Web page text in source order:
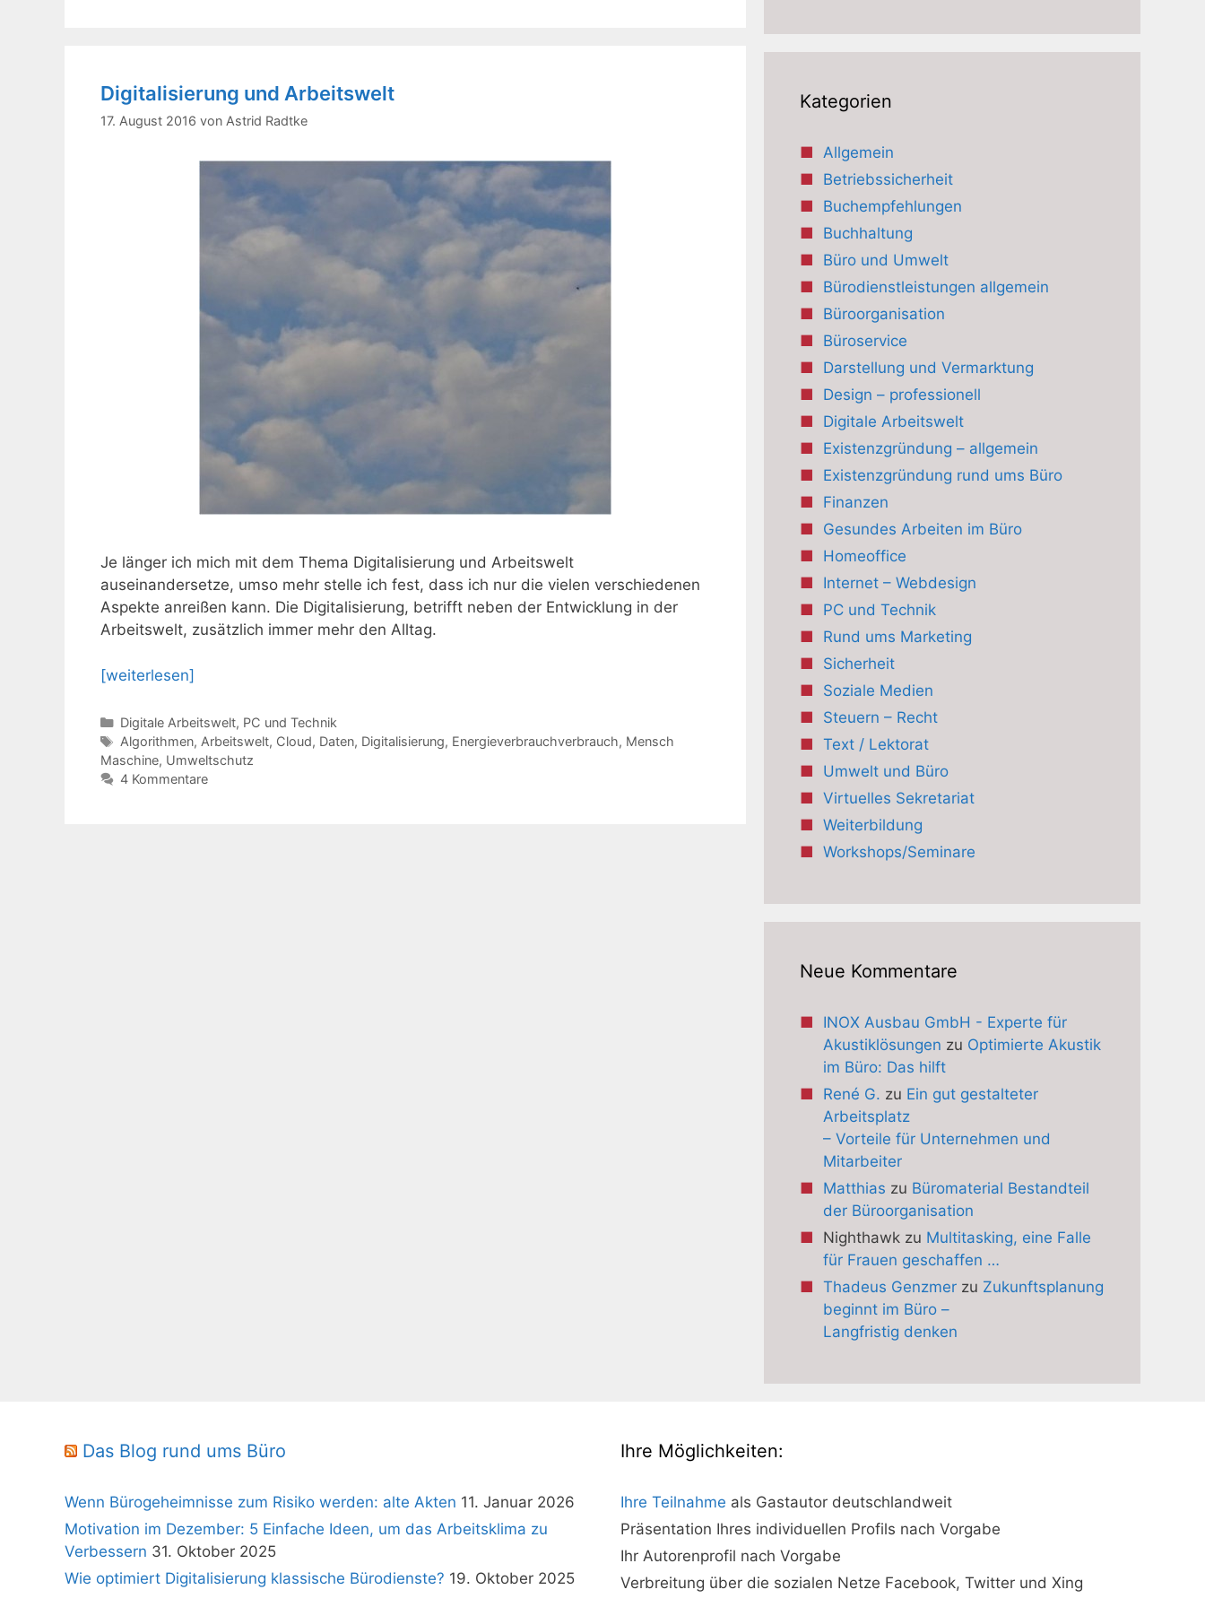
Digitalisierung und Arbeitswelt
17. August 2016 von Astrid Radtke
Je länger ich mich mit dem Thema Digitalisierung und Arbeitswelt
auseinandersetze, umso mehr stelle ich fest, dass ich nur die vielen verschiedenen
Aspekte anreißen kann. Die Digitalisierung, betrifft neben der Entwicklung in der
Arbeitswelt, zusätzlich immer mehr den Alltag.
[weiterlesen]
Kategorien
Digitale Arbeitswelt, PC und Technik
Schlagwörter
Algorithmen, Arbeitswelt, Cloud, Daten, Digitalisierung, Energieverbrauchverbrauch, Mensch
Maschine, Umweltschutz
4 Kommentare
Kategorien
Allgemein
Betriebssicherheit
Buchempfehlungen
Buchhaltung
Büro und Umwelt
Bürodienstleistungen allgemein
Büroorganisation
Büroservice
Darstellung und Vermarktung
Design – professionell
Digitale Arbeitswelt
Existenzgründung – allgemein
Existenzgründung rund ums Büro
Finanzen
Gesundes Arbeiten im Büro
Homeoffice
Internet – Webdesign
PC und Technik
Rund ums Marketing
Sicherheit
Soziale Medien
Steuern – Recht
Text / Lektorat
Umwelt und Büro
Virtuelles Sekretariat
Weiterbildung
Workshops/Seminare
Neue Kommentare
INOX Ausbau GmbH - Experte für
Akustiklösungen zu Optimierte Akustik
im Büro: Das hilft
René G. zu Ein gut gestalteter
Arbeitsplatz
– Vorteile für Unternehmen und
Mitarbeiter
Matthias zu Büromaterial Bestandteil
der Büroorganisation
Nighthawkzu Multitasking, eine Falle
für Frauen geschaffen …
Thadeus Genzmerzu Zukunftsplanung
beginnt im Büro –
Langfristig denken
Das Blog rund ums Büro
Wenn Bürogeheimnisse zum Risiko werden: alte Akten 11. Januar 2026
Motivation im Dezember: 5 Einfache Ideen, um das Arbeitsklima zu
Verbessern 31. Oktober 2025
Wie optimiert Digitalisierung klassische Bürodienste? 19. Oktober 2025
Ihre Möglichkeiten:
Ihre Teilnahme als Gastautor deutschlandweit
Präsentation Ihres individuellen Profils nach Vorgabe
Ihr Autorenprofil nach Vorgabe
Verbreitung über die sozialen Netze Facebook, Twitter und Xing